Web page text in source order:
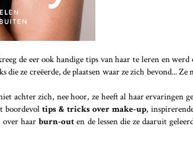
de eer ook handige tips van haar te leren en werd
ze creëerde, de plaatsen waar ze zich bevond... Ze
achter zich, nee hoor, ze heeft al haar ervaringen
boordevoltips & tricks over make-up,
over haarburn-out en de lessen die ze daaruit